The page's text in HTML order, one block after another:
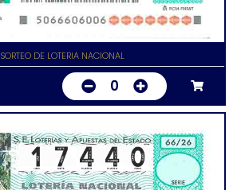
SORTEO DE LOTERIA NACIONAL
0